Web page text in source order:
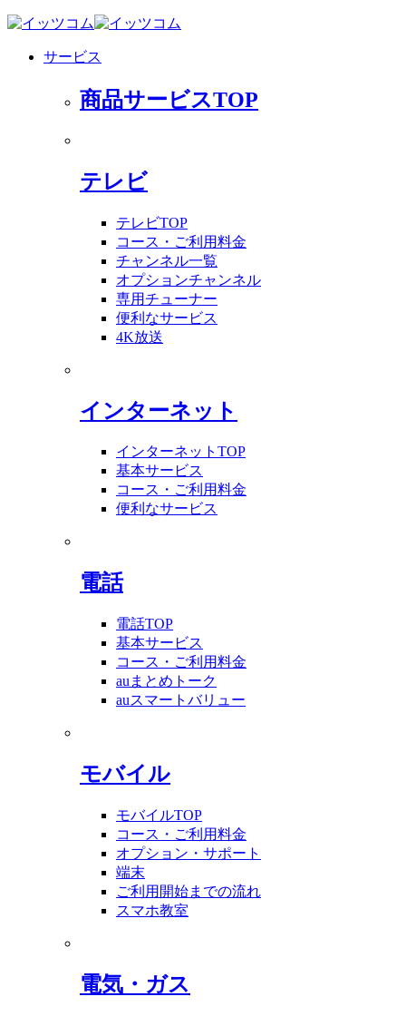
サービス
商品サービスTOP
テレビ
テレビTOP
コース・ご利用料金
チャンネル一覧
オプションチャンネル
専用チューナー
便利なサービス
4K放送
インターネット
インターネットTOP
基本サービス
コース・ご利用料金
便利なサービス
電話
電話TOP
基本サービス
コース・ご利用料金
auまとめトーク
auスマートバリュー
モバイル
モバイルTOP
コース・ご利用料金
オプション・サポート
端末
ご利用開始までの流れ
スマホ教室
電気・ガス